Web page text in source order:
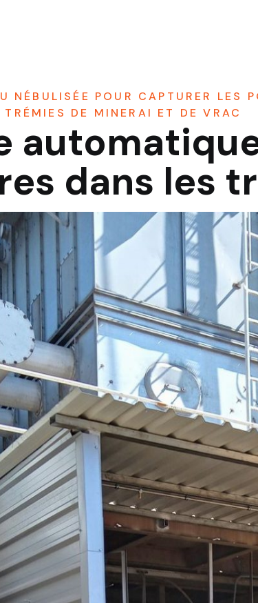
NÉBULISÉE POUR CAPTURER LES
TRÉMIES DE MINERAI ET DE VRAC
dans les